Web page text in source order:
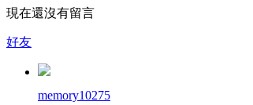
現在還沒有留言
好友
memory10275